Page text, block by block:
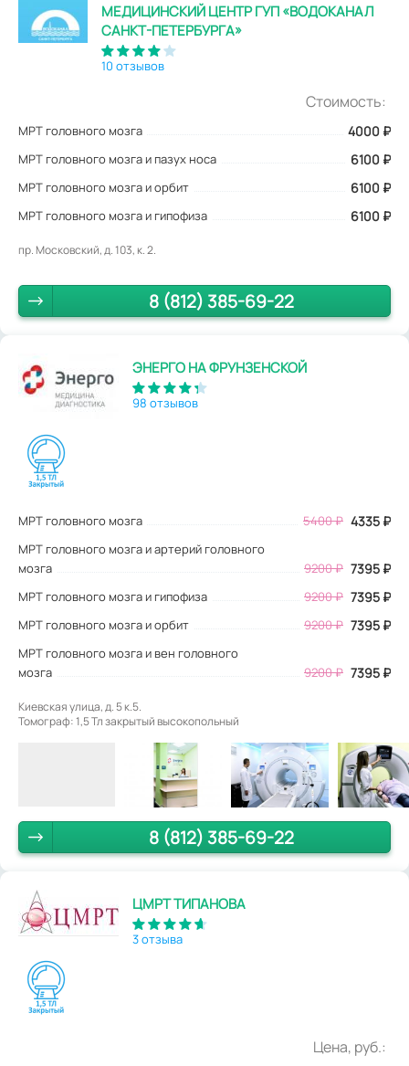
МЕДИЦИНСКИЙ ЦЕНТР ГУП «ВОДОКАНАЛ
САНКТ-ПЕТЕРБУРГА»
10 отзывов
Стоимость:
МРТ головного мозга 4000 ₽
МРТ головного мозга и пазух носа 6100 ₽
МРТ головного мозга и орбит 6100 ₽
МРТ головного мозга и гипофиза 6100 ₽
пр. Московский, д. 103, к. 2.
8 (812) 385-69-22
ЭНЕРГО НА ФРУНЗЕНСКОЙ
98 отзывов
МРТ головного мозга 5400₽ 4335 ₽
МРТ головного мозга и артерий головного
мозга
9200 ₽ 7395 ₽
МРТ головного мозга и гипофиза 9200 ₽ 7395 ₽
МРТ головного мозга и орбит 9200 ₽ 7395 ₽
МРТ головного мозга и вен головного
мозга
9200 ₽ 7395 ₽
Киевская улица, д. 5 к.5.
Томограф: 1,5 Тл закрытый высокопольный
8 (812) 385-69-22
ЦМРТ ТИПАНОВА
3 отзыва
Цена, руб.: